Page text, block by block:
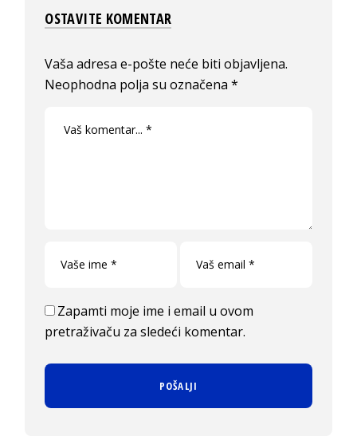
OSTAVITE KOMENTAR
Vaša adresa e-pošte neće biti objavljena.
Neophodna polja su označena*
Zapamti moje ime i email u ovom
pretraživaču za sledeći komentar.